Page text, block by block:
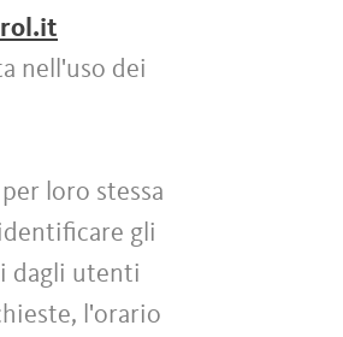
nell'uso dei
loro stessa
gli
dagli utenti
l'orario